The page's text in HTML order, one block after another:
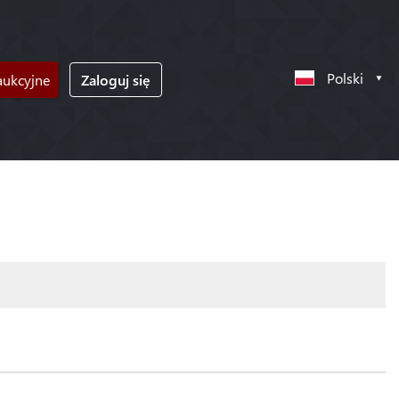
Zaloguj się Polski